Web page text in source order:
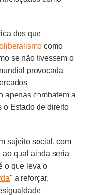
dos que
como
se não tivessem o
provocada
apenas combatem a
o Estado de direito
sujeito social, com
ao qual ainda seria
o que leva o
" a reforçar,